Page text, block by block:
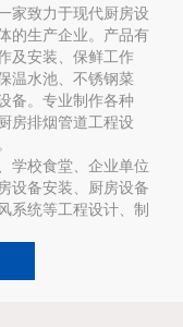
致力于现代厨房设
的生产企业。产品有
及安装、保鲜工作
温水池、不锈钢菜
备。专业制作各种
房排烟管道工程设
校食堂、企业单位
设备安装、厨房设备
系统等工程设计、制